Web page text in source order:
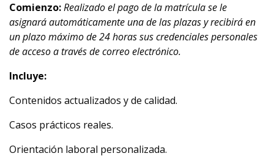
Comienzo:Realizado el pago de la matrícula se le
asignará automáticamente una de las plazas y recibirá en
un plazo máximo de 24 horas sus credenciales personales
de acceso a través de correo electrónico.
Incluye:
Contenidos actualizados y de calidad.
Casos prácticos reales.
Orientación laboral personalizada.